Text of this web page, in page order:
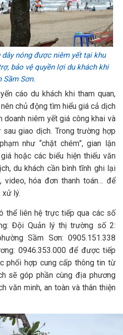
nóng được niêm yết tại khu
bảo vệ quyền lợi du khách khi
Sầm Sơn.
cáo du khách khi tham quan,
chủ động tìm hiểu giá cả dịch
doanh niêm yết giá công khai và
giao dịch. Trong trường hợp
như “chặt chém”, gian lận
hoặc các biểu hiện thiếu văn
du khách cần bình tĩnh ghi lại
video, hóa đơn thanh toán… để
xử lý.
thể liên hệ trực tiếp qua các số
Đội Quản lý thị trường số 2:
Sầm Sơn: 0905.151.338
0946.353.000 để được tiếp
phối hợp cung cấp thông tin từ
sẽ góp phần cùng địa phương
văn minh, an toàn và thân thiện